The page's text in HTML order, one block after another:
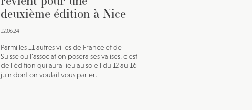
deuxième édition à Nice
12.06.24
Parmi les 11 autres villes de France et de
Suisse où l’association posera ses valises, c’est
de l’édition qui aura lieu au soleil du 12 au 16
juin dont on voulait vous parler.